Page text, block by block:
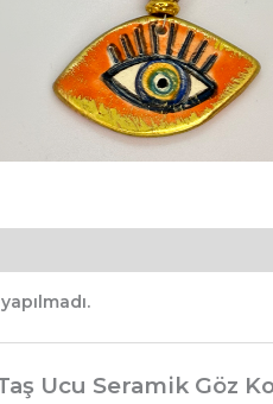
Ucu Seramik Göz